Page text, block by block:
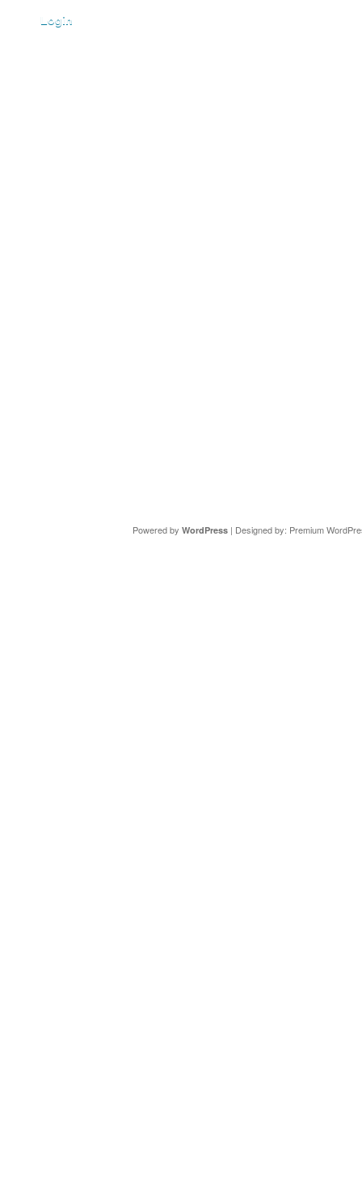
Login
Powered by WordPress| Designed by: Premium